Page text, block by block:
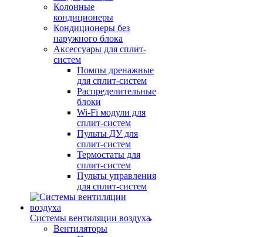
Колонные
кондиционеры
Кондиционеры без
наружного блока
Аксессуары для сплит-
систем
Помпы дренажные
для сплит-систем
Распределительные
блоки
Wi-Fi модули для
сплит-систем
Пульты ДУ для
сплит-систем
Термостаты для
сплит-систем
Пульты управления
для сплит-систем
Системы вентиляции воздуха
Вентиляторы